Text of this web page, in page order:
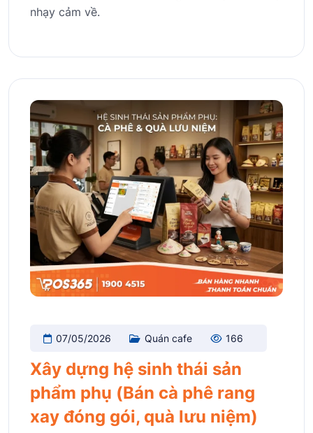
nhạy cảm về.
07/05/2026 Quán cafe 166
Xây dựng hệ sinh thái sản
phẩm phụ (Bán cà phê rang
xay đóng gói, quà lưu niệm)